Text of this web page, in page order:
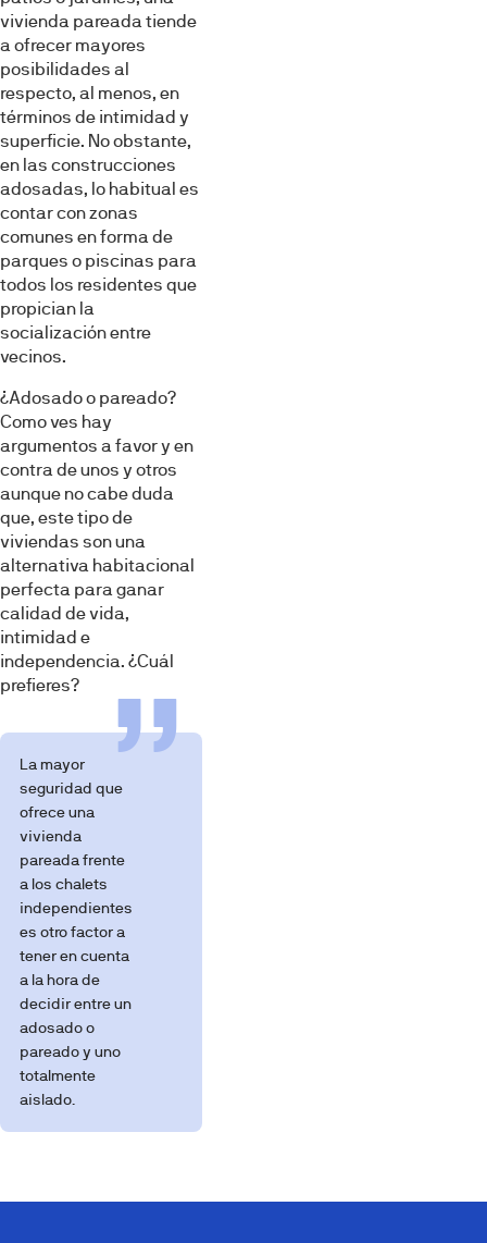
vivienda pareada tiende
a ofrecer mayores
posibilidades al
respecto, al menos, en
términos de intimidad y
superficie. No obstante,
en las construcciones
adosadas, lo habitual es
contar con zonas
comunes en forma de
parques o piscinas para
todos los residentes que
propician la
socialización entre
vecinos.
¿Adosado o pareado?
Como ves hay
argumentos a favor y en
contra de unos y otros
aunque no cabe duda
que, este tipo de
viviendas son una
alternativa habitacional
perfecta para ganar
calidad de vida,
intimidad e
independencia. ¿Cuál
prefieres?
La mayor
seguridad que
ofrece una
vivienda
pareada frente
a los chalets
independientes
es otro factor a
tener en cuenta
a la hora de
decidir entre un
adosado o
pareado y uno
totalmente
aislado.